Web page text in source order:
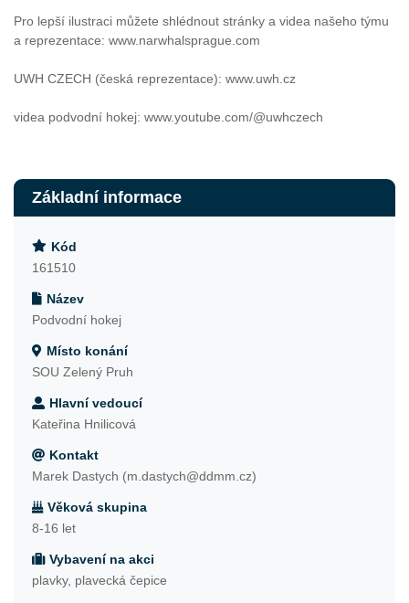
Pro lepší ilustraci můžete shlédnout stránky a videa našeho týmu
a reprezentace: www.narwhalsprague.com
UWH CZECH (česká reprezentace): www.uwh.cz
videa podvodní hokej: www.youtube.com/@uwhczech
Základní informace
Kód
161510
Název
Podvodní hokej
Místo konání
SOU Zelený Pruh
Hlavní vedoucí
Kateřina Hnilicová
Kontakt
Marek Dastych (m.dastych@ddmm.cz)
Věková skupina
8-16 let
Vybavení na akci
plavky, plavecká čepice